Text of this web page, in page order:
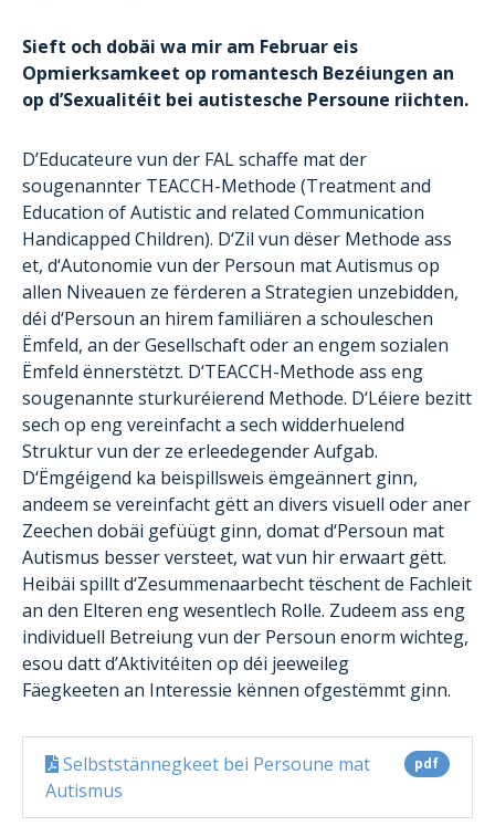
Sieft och dobäi wa mir am Februar eis
Opmierksamkeet op romantesch Bezéiungen an
op d’Sexualitéit bei autistesche Persoune riichten.
D’Educateure vun der FAL schaffe mat der
sougenannter TEACCH-Methode (Treatment and
Education of Autistic and related Communication
Handicapped Children). D‘Zil vun dëser Methode ass
et, d‘Autonomie vun der Persoun mat Autismus op
allen Niveauen ze fërderen a Strategien unzebidden,
déi d‘Persoun an hirem familiären a schouleschen
Ëmfeld, an der Gesellschaft oder an engem sozialen
Ëmfeld ënnerstëtzt. D‘TEACCH-Methode ass eng
sougenannte sturkuréierend Methode. D‘Léiere bezitt
sech op eng vereinfacht a sech widderhuelend
Struktur vun der ze erleedegender Aufgab.
D‘Ëmgéigend ka beispillsweis ëmgeännert ginn,
andeem se vereinfacht gëtt an divers visuell oder aner
Zeechen dobäi gefüügt ginn, domat d‘Persoun mat
Autismus besser versteet, wat vun hir erwaart gëtt.
Heibäi spillt d‘Zesummenaarbecht tëschent de Fachleit
an den Elteren eng wesentlech Rolle. Zudeem ass eng
individuell Betreiung vun der Persoun enorm wichteg,
esou datt d’Aktivitéiten op déi jeeweileg
Fäegkeeten an Interessie kënnen ofgestëmmt ginn.
pdf
Selbststännegkeet bei Persoune mat
Autismus